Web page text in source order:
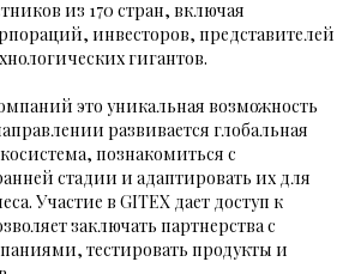
из 170 стран, включая
инвесторов, представителей
гигантов.
это уникальная возможность
развивается глобальная
познакомиться с
стадии и адаптировать их для
Участие в GITEX дает доступ к
заключать партнерства с
тестировать продукты и